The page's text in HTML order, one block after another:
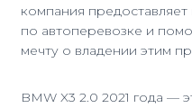
компания
по автоперевозке и
мечту о владении этим
BMW X3 2.0 2021 года —